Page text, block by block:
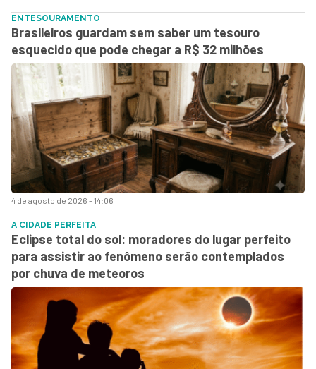
4 de agosto de 2026 - 14:06
ENTESOURAMENTO
Brasileiros guardam sem saber um tesouro
esquecido que pode chegar a R$ 32 milhões
A CIDADE PERFEITA
Eclipse total do sol: moradores do lugar perfeito
para assistir ao fenômeno serão contemplados
por chuva de meteoros